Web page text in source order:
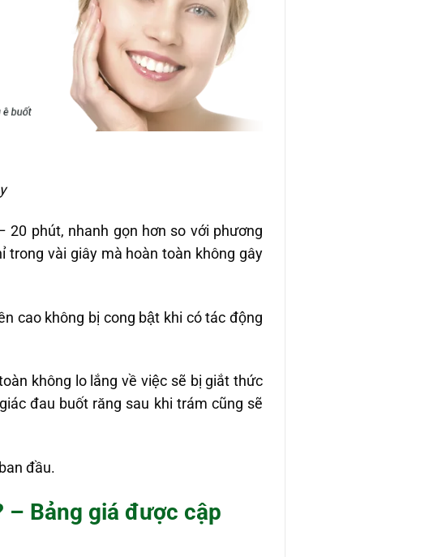
phút, nhanh gọn hơn so với phương
trong vài giây mà hoàn toàn không gây
cao không bị cong bật khi có tác động
không lo lắng về việc sẽ bị giắt thức
đau buốt răng sau khi trám cũng sẽ
đầu.
– Bảng giá được cập